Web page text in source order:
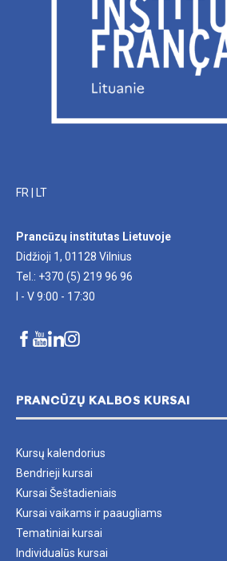
FR LT
Prancūzų institutas Lietuvoje
Didžioji 1, 01128 Vilnius
Tel.: +370 (5) 219 96 96
I - V 9:00 - 17:30
PRANCŪZŲ KALBOS KURSAI
Kursų kalendorius
Bendrieji kursai
Kursai Šeštadieniais
Kursai vaikams ir paaugliams
Tematiniai kursai
Individualūs kursai